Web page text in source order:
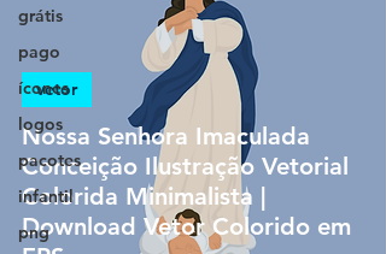
grátis
pago
ícones
logos
pacotes
infantil
png
Nossa Senhora Imaculada
Conceição Ilustração Vetorial
Colorida Minimalista |
Download Vetor Colorido em
vetor